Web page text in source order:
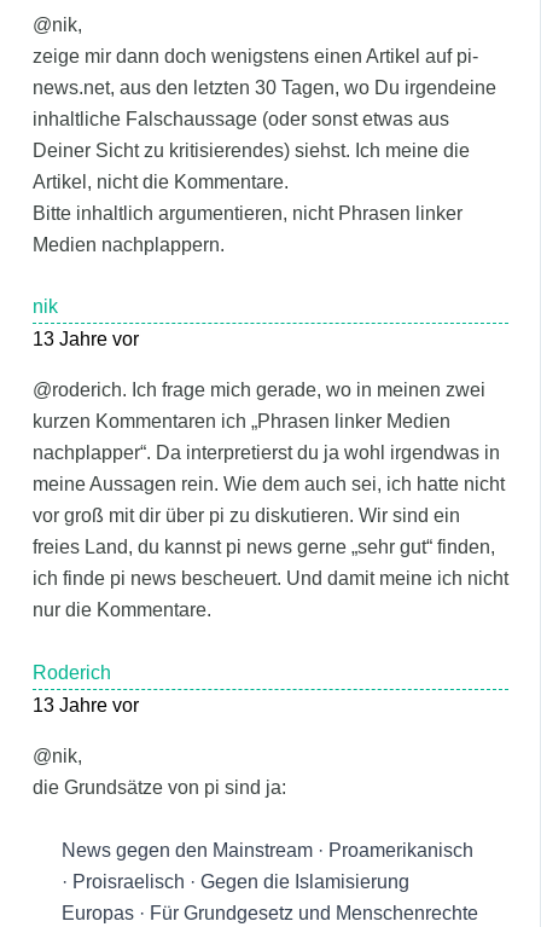
@nik,
zeige mir dann doch wenigstens einen Artikel auf pi-
news.net, aus den letzten 30 Tagen, wo Du irgendeine
inhaltliche Falschaussage (oder sonst etwas aus
Deiner Sicht zu kritisierendes) siehst. Ich meine die
Artikel, nicht die Kommentare.
Bitte inhaltlich argumentieren, nicht Phrasen linker
Medien nachplappern.
nik
13 Jahre vor
@roderich. Ich frage mich gerade, wo in meinen zwei
kurzen Kommentaren ich „Phrasen linker Medien
nachplapper“. Da interpretierst du ja wohl irgendwas in
meine Aussagen rein. Wie dem auch sei, ich hatte nicht
vor groß mit dir über pi zu diskutieren. Wir sind ein
freies Land, du kannst pi news gerne „sehr gut“ finden,
ich finde pi news bescheuert. Und damit meine ich nicht
nur die Kommentare.
Roderich
13 Jahre vor
@nik,
die Grundsätze von pi sind ja:
News gegen den Mainstream · Proamerikanisch
· Proisraelisch · Gegen die Islamisierung
Europas · Für Grundgesetz und Menschenrechte